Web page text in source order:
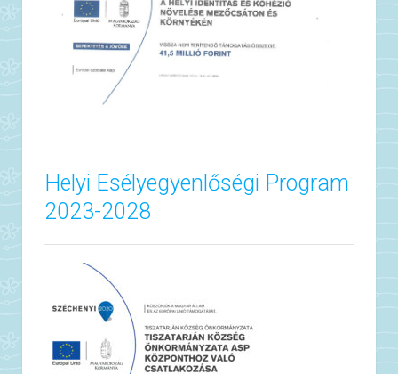
Helyi Esélyegyenlőségi Program
2023-2028